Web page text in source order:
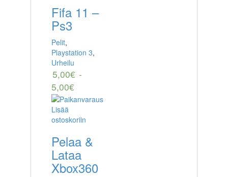
Fifa 11 –
Ps3
Pelit,
Playstation 3,
Urheilu
5,00€ -
5,00€
Lisää
ostoskoriin
Pelaa &
Lataa
Xbox360